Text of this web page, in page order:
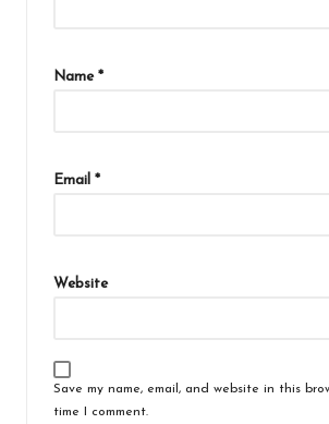
Name *
Email *
Website
Save my name, email, and website in this
time I comment.